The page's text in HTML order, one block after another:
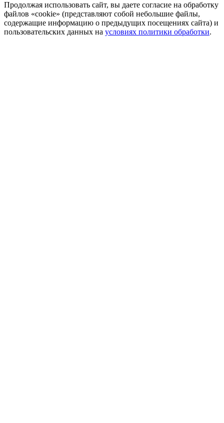
Продолжая использовать сайт, вы даете согласие на обработку
файлов «cookie» (представляют собой небольшие файлы,
содержащие информацию о предыдущих посещениях сайта) и
пользовательских данных на условиях политики обработки.